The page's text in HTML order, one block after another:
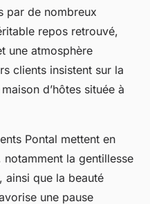
par de nombreux
repos retrouvé,
une atmosphère
clients insistent sur la
d’hôtes située à
Pontal mettent en
la gentillesse
ainsi que la beauté
une pause